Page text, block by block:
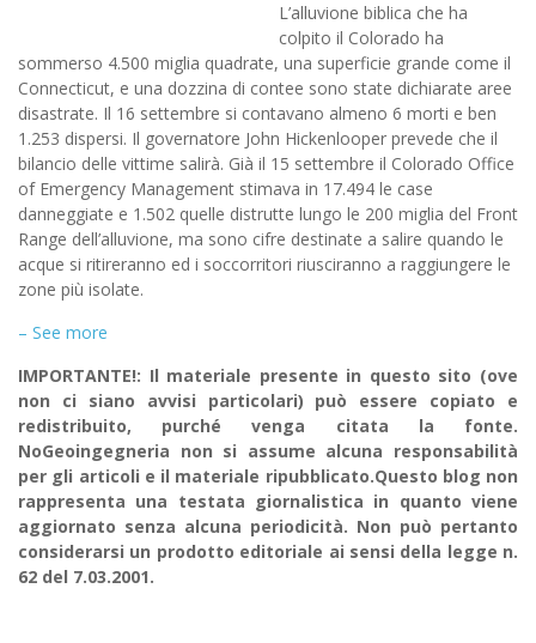
L’alluvione biblica che ha
colpito il Colorado ha
sommerso 4.500 miglia quadrate, una superficie grande come il
Connecticut, e una dozzina di contee sono state dichiarate aree
disastrate. Il 16 settembre si contavano almeno 6 morti e ben
1.253 dispersi. Il governatore John Hickenlooper prevede che il
bilancio delle vittime salirà. Già il 15 settembre il Colorado Office
of Emergency Management stimava in 17.494 le case
danneggiate e 1.502 quelle distrutte lungo le 200 miglia del Front
Range dell’alluvione, ma sono cifre destinate a salire quando le
acque si ritireranno ed i soccorritori riusciranno a raggiungere le
zone più isolate.
– See more
IMPORTANTE!: Il materiale presente in questo sito (ove
non ci siano avvisi particolari) può essere copiato e
redistribuito, purché venga citata la fonte.
NoGeoingegneria non si assume alcuna responsabilità
per gli articoli e il materiale ripubblicato.Questo blog non
rappresenta una testata giornalistica in quanto viene
aggiornato senza alcuna periodicità. Non può pertanto
considerarsi un prodotto editoriale ai sensi della legge n.
62 del 7.03.2001.